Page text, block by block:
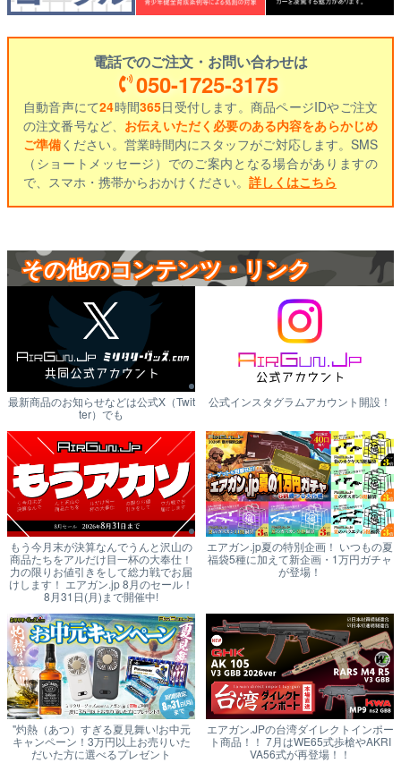
電話でのご注文・お問い合わせは
050-1725-3175
自動音声にて24時間365日受付します。商品ページIDやご注文
の注文番号など、 お伝えいただく必要のある内容をあらかじめ
ご準備ください。営業時間内にスタッフがご対応します。SMS
（ショートメッセージ）でのご案内となる場合がありますの
で、スマホ・携帯からおかけください。 詳しくはこちら
その他のコンテンツ・リンク
最新商品のお知らせなどは公式X（Twit
ter）でも
公式インスタグラムアカウント開設！
もう今月末が決算なんでうんと沢山の
商品たちをアルだけ目一杯の大奉仕！
力の限りお値引きをして総力戦でお届
けします！ エアガン.jp 8月のセール！
8月31日(月)まで開催中!
エアガン.jp夏の特別企画！ いつもの夏
福袋5種に加えて新企画・1万円ガチャ
が登場！
"灼熱（あつ）すぎる夏見舞い!お中元
キャンペーン！3万円以上お売りいた
だいた方に選べるプレゼント
エアガン.JPの台湾ダイレクトインポー
ト商品！！ 7月はWE65式歩槍やAKRI
VA56式が再登場！！